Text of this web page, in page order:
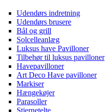
Udendørs indretning
Udendørs brusere
Bål og grill
Solcelleanlæg
Luksus have Pavilloner
Tilbehør til luksus pavilloner
Havepavilloner
Art Deco Have pavilloner
Markiser
Hængekøjer
Parasoller
Stjernetelte